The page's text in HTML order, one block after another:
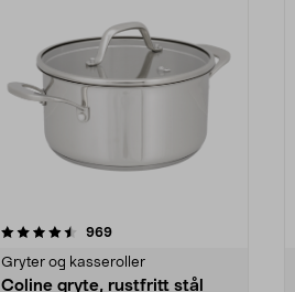
969anmeldelser
Gryter og kasseroller
Coline gryte, rustfritt stål
4.5 av 5 stjerner